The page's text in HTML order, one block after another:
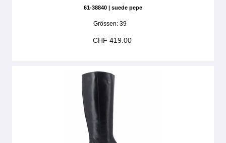
61-38840 | suede pepe
Grössen: 39
CHF 419.00